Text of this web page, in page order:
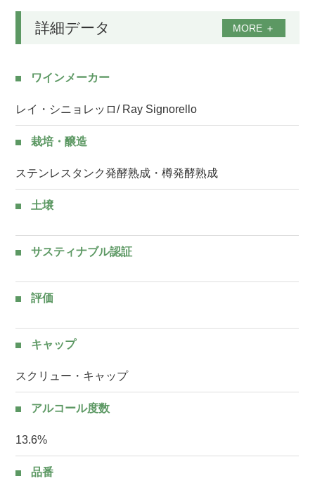
詳細データ MORE ＋
ワインメーカー
レイ・シニョレッロ/ Ray Signorello
栽培・醸造
ステンレスタンク発酵熟成・樽発酵熟成
土壌
サスティナブル認証
評価
キャップ
スクリュー・キャップ
アルコール度数
13.6%
品番